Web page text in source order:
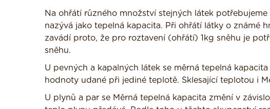
Na ohřátí různého množství stejných látek
nazývá jako tepelná kapacita. Při ohřátí látky o známé
zavádí proto, že pro roztavení (ohřátí) 1kg sněhu je
sněhu.
U pevných a kapalných látek se měrná tepelná
hodnoty udané při jediné teplotě. Sklesající teplotou i
U plynů a par se Měrná tepelná kapacita změní v